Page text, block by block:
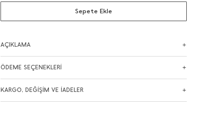
Sepete Ekle
AÇIKLAMA
ÖDEME SEÇENEKLERİ
KARGO, DEĞİŞİM VE İADELER